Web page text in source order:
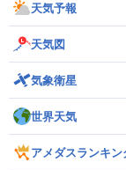
天気予報
天気図
気象衛星
世界天気
アメダスランキン